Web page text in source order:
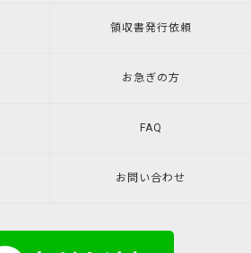
領収書発行依頼
お急ぎの方
FAQ
お問い合わせ